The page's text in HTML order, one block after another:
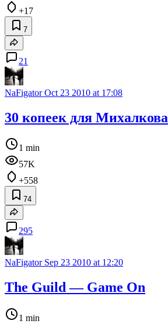
+17
7
21
NaFigatorOct 23 2010 at 17:08
30 копеек для Михалкова
1 min
57K
+558
74
295
NaFigatorSep 23 2010 at 12:20
The Guild — Game On
1 min